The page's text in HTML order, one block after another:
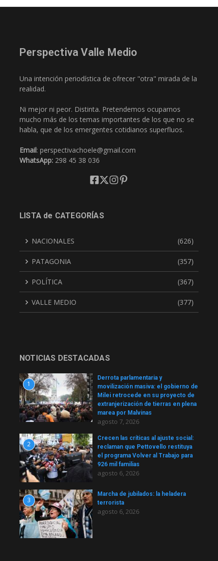
Perspectiva Valle Medio
Una intención periodística de ofrecer "otra" mirada de la
realidad.
Ni mejor ni peor. Distinta. Pretendemos ocuparnos
mucho más de los temas importantes de los que no se
habla, que de los emergentes cotidianos superfluos.
Email: perspectivachoele@gmail.com
WhatsApp: 298 45 38 036
LISTA de CATEGORÍAS
NACIONALES (626)
PATAGONIA (357)
POLÍTICA (367)
VALLE MEDIO (377)
NOTICIAS DESTACADAS
1
Derrota parlamentaria y
movilización masiva: el gobierno de
Milei retrocede en su proyecto de
extranjerización de tierras en plena
marea por Malvinas
agosto 7, 2026
2
Crecen las críticas al ajuste social:
reclaman que Pettovello restituya
el programa Volver al Trabajo para
926 mil familias
agosto 6, 2026
3
Marcha de jubilados: la heladera
terrorista
agosto 6, 2026